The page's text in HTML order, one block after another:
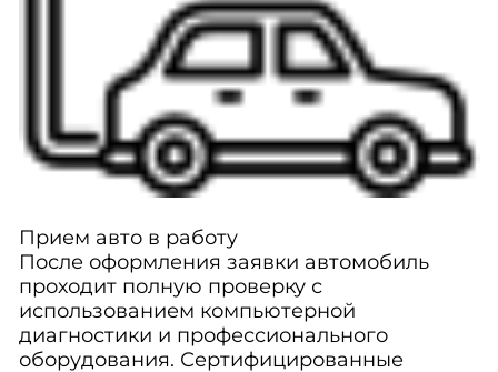
Прием авто в работу
После оформления заявки автомобиль
проходит полную проверку с
использованием компьютерной
диагностики и профессионального
оборудования. Сертифицированные